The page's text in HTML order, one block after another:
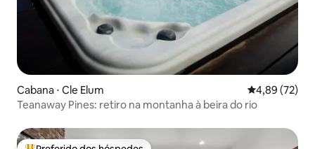
Cabana ⋅ Cle Elum 4,89 de uma
4,89 (72)
Teanaway Pines: retiro na montanha à beira do rio